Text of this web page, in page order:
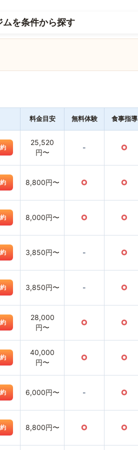
を条件から探す
料金目安 無料体験 食事指導
25,520
円〜
- ○
8,800円〜 ○ ○
8,000円〜 ○ ○
3,850円〜 - ○
3,850円〜 - ○
28,000
円〜
○ ○
40,000
円〜
○ ○
6,000円〜 - ○
8,800円〜 ○ ○